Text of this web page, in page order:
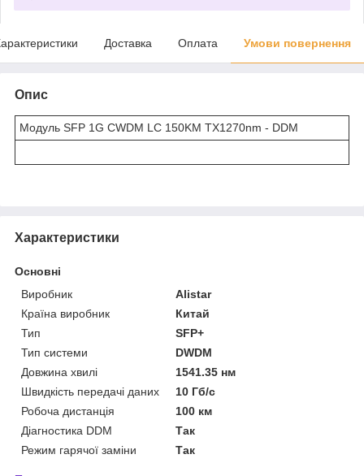
Доставка Оплата Умови повернення
Опис
Модуль SFP 1G CWDM LC 150KM TX1270nm - DDM
Характеристики
Основні
Виробник
Alistar
Країна виробник
Китай
Тип
SFP+
Тип системи
DWDM
Довжина хвилі
1541.35 нм
Швидкість передачі даних
10 Гб/с
Робоча дистанція
100 км
Діагностика DDM
Так
Режим гарячої заміни
Так